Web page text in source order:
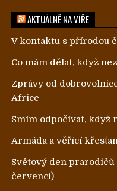
AKTUÁLNĚ NA VÍŘE
V kontaktu s přírodou
Co mám dělat, když
Zprávy od
Africe
Smím odpočívat, když
Armáda a věřící
Světový den prarodičů
červenci)